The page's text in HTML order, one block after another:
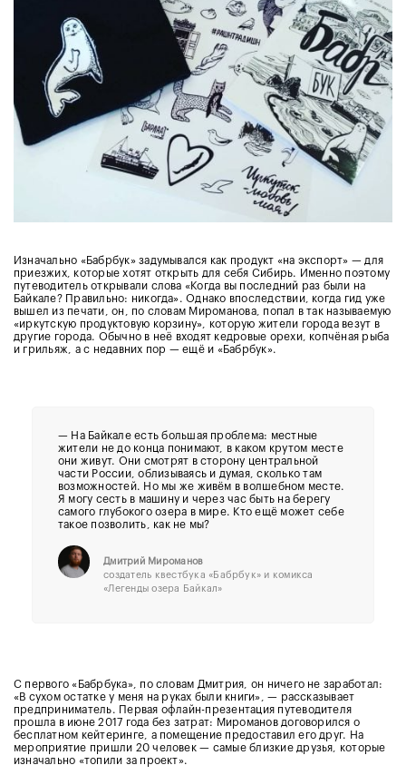
Изначально «Бабрбук» задумывался как продукт «на экспорт» — для
приезжих, которые хотят открыть для себя Сибирь. Именно поэтому
путеводитель открывали слова «Когда вы последний раз были на
Байкале? Правильно: никогда». Однако впоследствии, когда гид уже
вышел из печати, он, по словам Мироманова, попал в так называемую
«иркутскую продуктовую корзину», которую жители города везут в
другие города. Обычно в неё входят кедровые орехи, копчёная рыба
и грильяж, а с недавних пор — ещё и «Бабрбук».
— На Байкале есть большая проблема: местные
жители не до конца понимают, в каком крутом месте
они живут. Они смотрят в сторону центральной
части России, облизываясь и думая, сколько там
возможностей. Но мы же живём в волшебном месте.
Я могу сесть в машину и через час быть на берегу
самого глубокого озера в мире. Кто ещё может себе
такое позволить, как не мы?
Дмитрий Мироманов
создатель квестбука «Бабрбук» и комикса
«Легенды озера Байкал»
С первого «Бабрбука», по словам Дмитрия, он ничего не заработал:
«В сухом остатке у меня на руках были книги», — рассказывает
предприниматель. Первая офлайн-презентация путеводителя
прошла в июне 2017 года без затрат: Мироманов договорился о
бесплатном кейтеринге, а помещение предоставил его друг. На
мероприятие пришли 20 человек — самые близкие друзья, которые
изначально «топили за проект».